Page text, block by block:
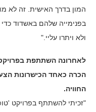
המון בדרך האישית. זה לא
בפנימייה שלהם באשדוד
ולא ויתרו עליי."
הכרה כאחד הכישרונות
החוויה.